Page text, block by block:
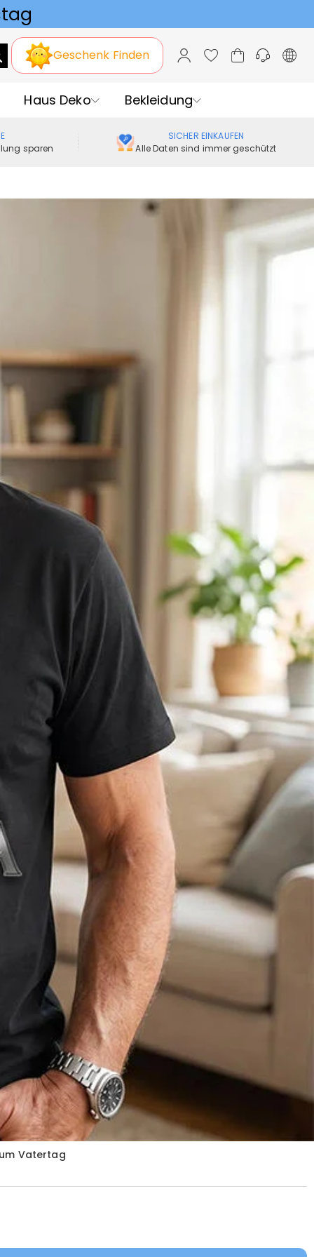
Geschenk Finden
Haus Deko Bekleidung
sparen
SICHER EINKAUFEN
Alle Daten sind immer geschützt
Vatertag